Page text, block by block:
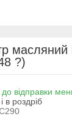
?)
до відправки
в роздріб